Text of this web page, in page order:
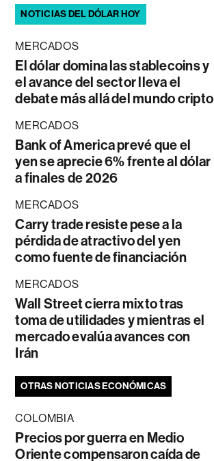
NOTICIAS DEL DÓLAR HOY
MERCADOS
El dólar domina las stablecoins y
el avance del sector lleva el
debate más allá del mundo cripto
MERCADOS
Bank of America prevé que el
yen se aprecie 6% frente al dólar
a finales de 2026
MERCADOS
Carry trade resiste pese a la
pérdida de atractivo del yen
como fuente de financiación
MERCADOS
Wall Street cierra mixto tras
toma de utilidades y mientras el
mercado evalúa avances con
Irán
OTRAS NOTICIAS ECONÓMICAS
COLOMBIA
Precios por guerra en Medio
Oriente compensaron caída de